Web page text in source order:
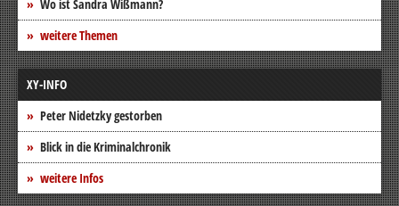
Wo ist Sandra Wißmann?
weitere Themen
XY-INFO
Peter Nidetzky gestorben
Blick in die Kriminalchronik
weitere Infos